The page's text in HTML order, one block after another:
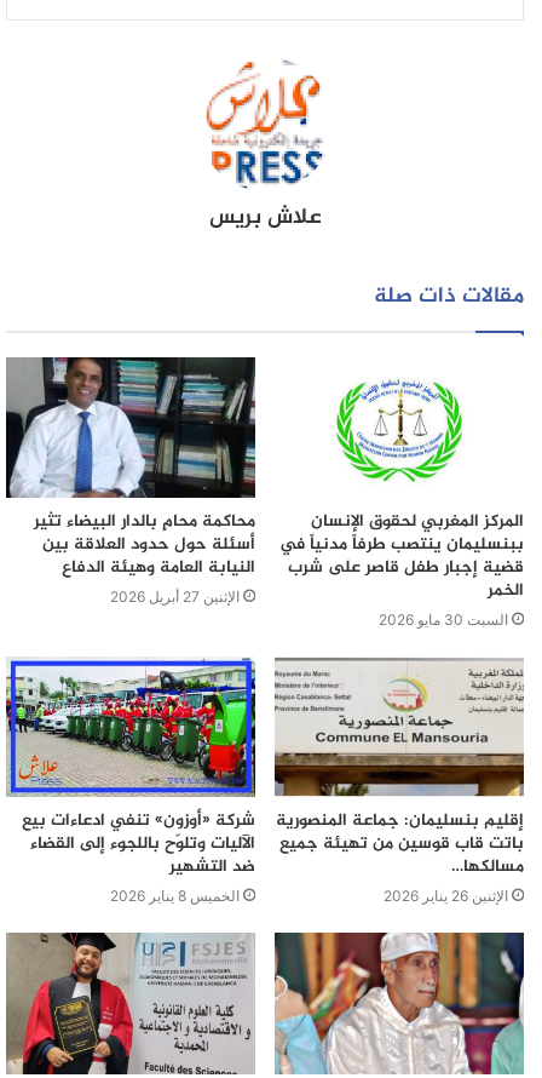
علاش بريس
مقالات ذات صلة
المركز المغربي لحقوق الإنسان
ببنسليمان ينتصب طرفاً مدنياً في
قضية إجبار طفل قاصر على شرب
الخمر
السبت 30 مايو 2026
محاكمة محامٍ بالدار البيضاء تثير
أسئلة حول حدود العلاقة بين
النيابة العامة وهيئة الدفاع
الإثنين 27 أبريل 2026
إقليم بنسليمان: جماعة المنصورية
باتت قاب قوسين من تهيئة جميع
مسالكها…
الإثنين 26 يناير 2026
شركة «أوزون» تنفي ادعاءات بيع
الآليات وتلوّح باللجوء إلى القضاء
ضد التشهير
الخميس 8 يناير 2026